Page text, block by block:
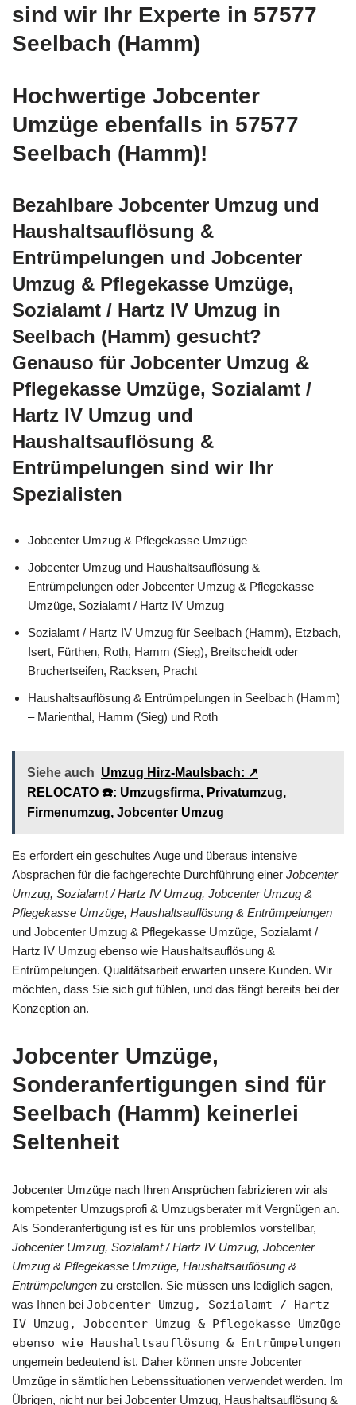
sind wir Ihr Experte in 57577
Seelbach (Hamm)
Hochwertige Jobcenter
Umzüge ebenfalls in 57577
Seelbach (Hamm)!
Bezahlbare Jobcenter Umzug und
Haushaltsauflösung &
Entrümpelungen und Jobcenter
Umzug & Pflegekasse Umzüge,
Sozialamt / Hartz IV Umzug in
Seelbach (Hamm) gesucht?
Genauso für Jobcenter Umzug &
Pflegekasse Umzüge, Sozialamt /
Hartz IV Umzug und
Haushaltsauflösung &
Entrümpelungen sind wir Ihr
Spezialisten
Jobcenter Umzug & Pflegekasse Umzüge
Jobcenter Umzug und Haushaltsauflösung &
Entrümpelungen oder Jobcenter Umzug & Pflegekasse
Umzüge, Sozialamt / Hartz IV Umzug
Sozialamt / Hartz IV Umzug für Seelbach (Hamm), Etzbach,
Isert, Fürthen, Roth, Hamm (Sieg), Breitscheidt oder
Bruchertseifen, Racksen, Pracht
Haushaltsauflösung & Entrümpelungen in Seelbach (Hamm)
– Marienthal, Hamm (Sieg) und Roth
Siehe auch Umzug Hirz-Maulsbach: ↗️
RELOCATO ☎️: Umzugsfirma, Privatumzug,
Firmenumzug, Jobcenter Umzug
Es erfordert ein geschultes Auge und überaus intensive
Absprachen für die fachgerechte Durchführung einer Jobcenter
Umzug, Sozialamt / Hartz IV Umzug, Jobcenter Umzug &
Pflegekasse Umzüge, Haushaltsauflösung & Entrümpelungen
und Jobcenter Umzug & Pflegekasse Umzüge, Sozialamt /
Hartz IV Umzug ebenso wie Haushaltsauflösung &
Entrümpelungen. Qualitätsarbeit erwarten unsere Kunden. Wir
möchten, dass Sie sich gut fühlen, und das fängt bereits bei der
Konzeption an.
Jobcenter Umzüge,
Sonderanfertigungen sind für
Seelbach (Hamm) keinerlei
Seltenheit
Jobcenter Umzüge nach Ihren Ansprüchen fabrizieren wir als
kompetenter Umzugsprofi & Umzugsberater mit Vergnügen an.
Als Sonderanfertigung ist es für uns problemlos vorstellbar,
Jobcenter Umzug, Sozialamt / Hartz IV Umzug, Jobcenter
Umzug & Pflegekasse Umzüge, Haushaltsauflösung &
Entrümpelungen zu erstellen. Sie müssen uns lediglich sagen,
was Ihnen bei Jobcenter Umzug, Sozialamt / Hartz
IV Umzug, Jobcenter Umzug & Pflegekasse Umzüge
ebenso wie Haushaltsauflösung & Entrümpelungen
ungemein bedeutend ist. Daher können unsre Jobcenter
Umzüge in sämtlichen Lebenssituationen verwendet werden. Im
Übrigen, nicht nur bei Jobcenter Umzug, Haushaltsauflösung &